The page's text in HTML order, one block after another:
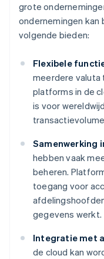
grote
ondernemingen kan
volgende bieden:
Flexibele
meerdere
platforms in de
is voor
Samenwerking
hebben vaak
beheren.
toegang voor
gegevens werkt.
Integratie met
de cloud kan